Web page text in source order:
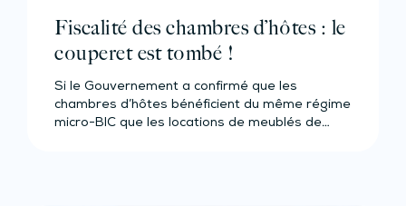
Fiscalité des chambres d’hôtes : le
couperet est tombé !
Si le Gouvernement a confirmé que les
chambres d’hôtes bénéficient du même régime
micro-BIC que les locations de meublés de…